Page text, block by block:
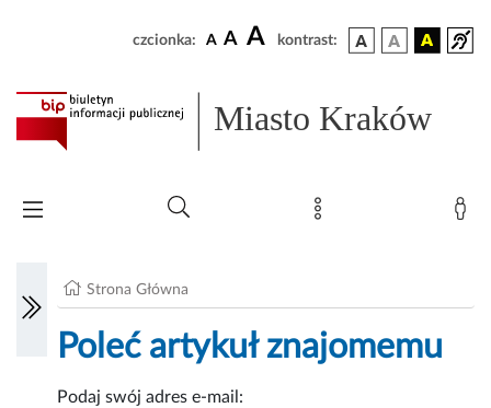
czcionka: A A A kontrast:
Miasto Kraków
Strona Główna
Poleć artykuł znajomemu
Podaj swój adres e-mail: